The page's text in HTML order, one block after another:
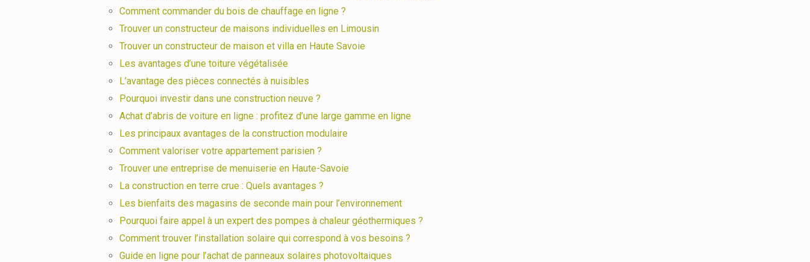
Comment commander du bois de chauffage en ligne ?
Trouver un constructeur de maisons individuelles en Limousin
Trouver un constructeur de maison et villa en Haute Savoie
Les avantages d’une toiture végétalisée
L’avantage des pièces connectés à nuisibles
Pourquoi investir dans une construction neuve ?
Achat d’abris de voiture en ligne : profitez d’une large gamme en ligne
Les principaux avantages de la construction modulaire
Comment valoriser votre appartement parisien ?
Trouver une entreprise de menuiserie en Haute-Savoie
La construction en terre crue : Quels avantages ?
Les bienfaits des magasins de seconde main pour l’environnement
Pourquoi faire appel à un expert des pompes à chaleur géothermiques ?
Comment trouver l’installation solaire qui correspond à vos besoins ?
Guide en ligne pour l’achat de panneaux solaires photovoltaiques